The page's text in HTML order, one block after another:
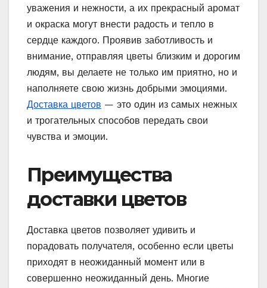
уважения и нежности, а их прекрасный аромат
и окраска могут внести радость и тепло в
сердце каждого. Проявив заботливость и
внимание, отправляя цветы близким и дорогим
людям, вы делаете не только им приятно, но и
наполняете свою жизнь добрыми эмоциями.
Доставка цветов — это один из самых нежных
и трогательных способов передать свои
чувства и эмоции.
Преимущества
доставки цветов
Доставка цветов позволяет удивить и
порадовать получателя, особенно если цветы
приходят в неожиданный момент или в
совершенно неожиданный день. Многие